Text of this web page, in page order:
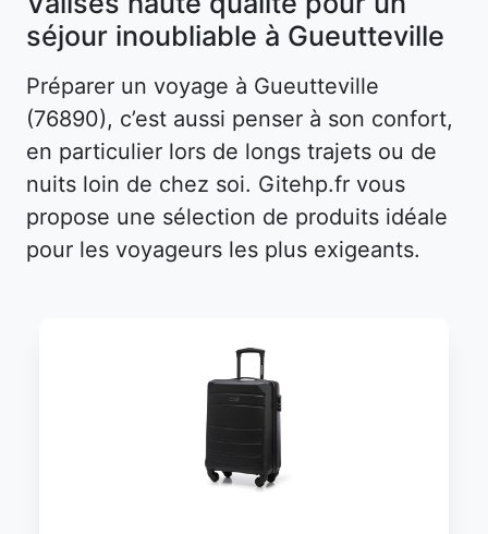
séjour inoubliable à Gueutteville
Préparer un voyage à Gueutteville
(76890), c’est aussi penser à son confort,
en particulier lors de longs trajets ou de
nuits loin de chez soi. Gitehp.fr vous
propose une sélection de produits idéale
pour les voyageurs les plus exigeants.